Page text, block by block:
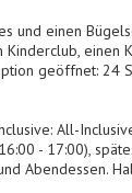
und einen
einen
geöffnet: 24
All-
- 17:00),
Abendessen.